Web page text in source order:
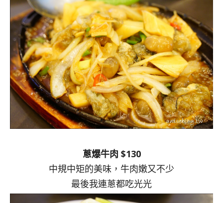
蔥爆牛肉 $130
中規中矩的美味，牛肉嫩又不少
最後我連蔥都吃光光